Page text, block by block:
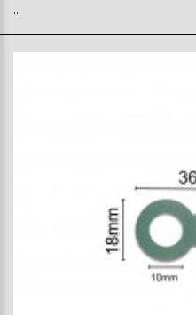
..